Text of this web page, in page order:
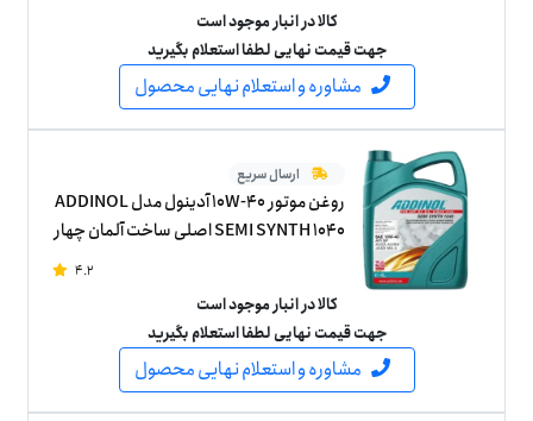
کالا در انبار موجود است
جهت قیمت نهایی لطفا استعلام بگیرید
مشاوره و استعلام نهایی محصول
ارسال سریع
روغن موتور 10W-40 آدینول مدل ADDINOL
SEMI SYNTH 1040 اصلی ساخت آلمان چهار
4.2
کالا در انبار موجود است
جهت قیمت نهایی لطفا استعلام بگیرید
مشاوره و استعلام نهایی محصول